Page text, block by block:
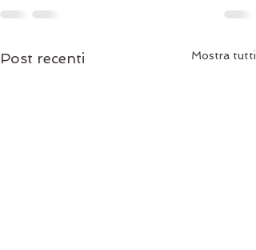
Post recenti Mostra tutti